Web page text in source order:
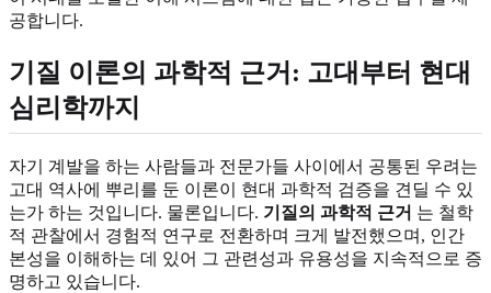
공합니다.
기질 이론의 과학적 근거: 고대부터 현대
심리학까지
자기 계발을 하는 사람들과 전문가들 사이에서 공통된 우려는
고대 역사에 뿌리를 둔 이론이 현대 과학적 검증을 견딜 수 있
는가 하는 것입니다. 물론입니다. 기질의 과학적 근거 는 철학
적 관찰에서 경험적 연구로 전환하며 크게 발전했으며, 인간
본성을 이해하는 데 있어 그 관련성과 유용성을 지속적으로 증
명하고 있습니다.